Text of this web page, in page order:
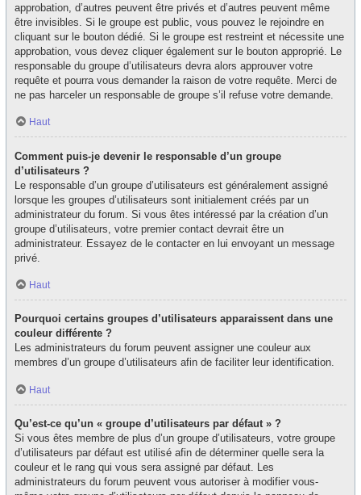
approbation, d’autres peuvent être privés et d’autres peuvent même
être invisibles. Si le groupe est public, vous pouvez le rejoindre en
cliquant sur le bouton dédié. Si le groupe est restreint et nécessite une
approbation, vous devez cliquer également sur le bouton approprié. Le
responsable du groupe d’utilisateurs devra alors approuver votre
requête et pourra vous demander la raison de votre requête. Merci de
ne pas harceler un responsable de groupe s’il refuse votre demande.
Haut
Comment puis-je devenir le responsable d’un groupe
d’utilisateurs ?
Le responsable d’un groupe d’utilisateurs est généralement assigné
lorsque les groupes d’utilisateurs sont initialement créés par un
administrateur du forum. Si vous êtes intéressé par la création d’un
groupe d’utilisateurs, votre premier contact devrait être un
administrateur. Essayez de le contacter en lui envoyant un message
privé.
Haut
Pourquoi certains groupes d’utilisateurs apparaissent dans une
couleur différente ?
Les administrateurs du forum peuvent assigner une couleur aux
membres d’un groupe d’utilisateurs afin de faciliter leur identification.
Haut
Qu’est-ce qu’un « groupe d’utilisateurs par défaut » ?
Si vous êtes membre de plus d’un groupe d’utilisateurs, votre groupe
d’utilisateurs par défaut est utilisé afin de déterminer quelle sera la
couleur et le rang qui vous sera assigné par défaut. Les
administrateurs du forum peuvent vous autoriser à modifier vous-